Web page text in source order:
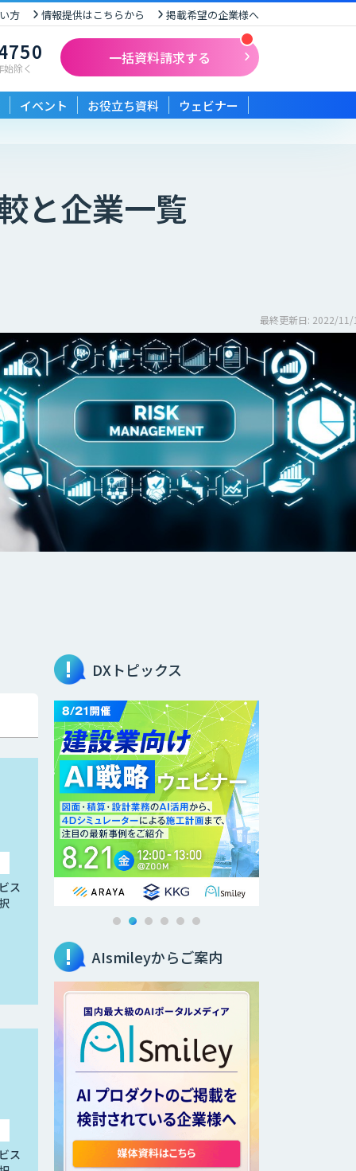
方 情報提供はこちらから 掲載希望の企業様へ
除く
一括資料請求する
イベント お役立ち資料 ウェビナー
と企業一覧
最終更新日: 2022/11/
ス
ス
DXトピックス
AIsmileyからご案内